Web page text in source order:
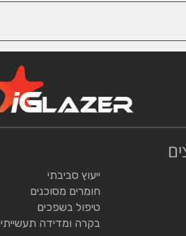
ייעוץ סביבתי
חומרים מסוכנים
טיפול בשפכים
בקרה ומדידה